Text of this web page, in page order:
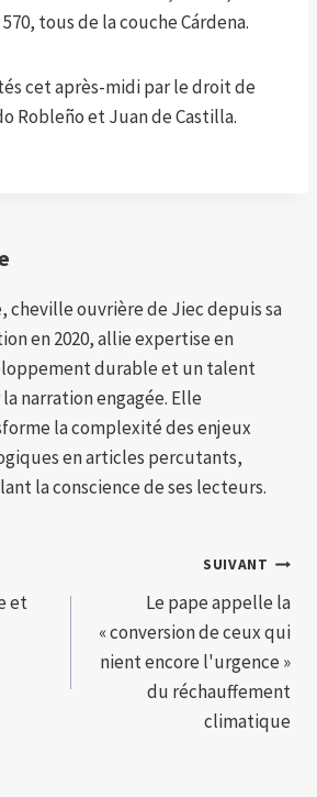
570, tous de la couche Cárdena.
cet après-midi par le droit de
Robleño et Juan de Castilla.
cheville ouvrière de Jiec depuis sa
en 2020, allie expertise en
durable et un talent
narration engagée. Elle
la complexité des enjeux
en articles percutants,
la conscience de ses lecteurs.
et
SUIVANT
Le pape appelle la
« conversion de ceux qui
nient encore l'urgence »
du réchauffement
climatique